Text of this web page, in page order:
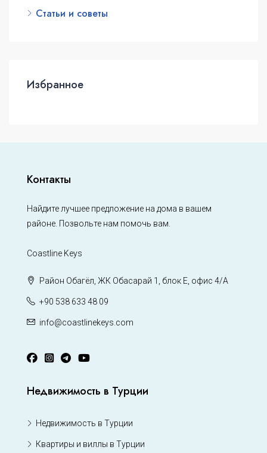
Статьи и советы
Избранное
Контакты
Найдите лучшее предложение на дома в вашем
районе. Позвольте нам помочь вам.
Coastline Keys
Район Обагёл, ЖК Обасарай 1, блок Е, офис 4/А
+90 538 633 48 09
info@coastlinekeys.com
Недвижимость в Турции
Недвижимость в Турции
Квартиры и виллы в Турции